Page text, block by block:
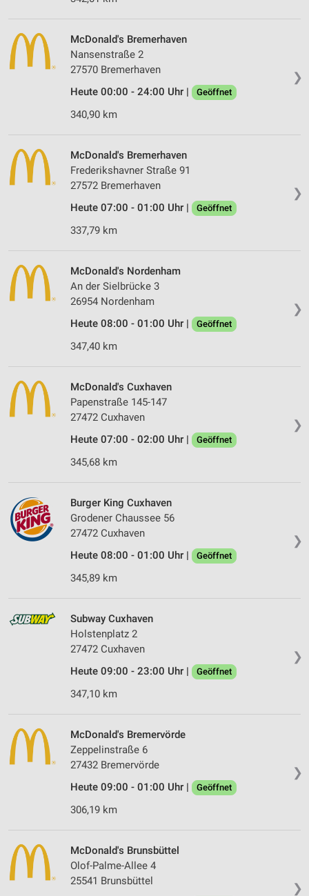
❯
McDonald's Bremerhaven
Nansenstraße 2
27570 Bremerhaven
Heute 00:00 - 24:00 Uhr |
Geöffnet
340,90 km
❯
McDonald's Bremerhaven
Frederikshavner Straße 91
27572 Bremerhaven
Heute 07:00 - 01:00 Uhr |
Geöffnet
337,79 km
❯
McDonald's Nordenham
An der Sielbrücke 3
26954 Nordenham
Heute 08:00 - 01:00 Uhr |
Geöffnet
347,40 km
❯
McDonald's Cuxhaven
Papenstraße 145-147
27472 Cuxhaven
Heute 07:00 - 02:00 Uhr |
Geöffnet
345,68 km
❯
Burger King Cuxhaven
Grodener Chaussee 56
27472 Cuxhaven
Heute 08:00 - 01:00 Uhr |
Geöffnet
345,89 km
❯
Subway Cuxhaven
Holstenplatz 2
27472 Cuxhaven
Heute 09:00 - 23:00 Uhr |
Geöffnet
347,10 km
❯
McDonald's Bremervörde
Zeppelinstraße 6
27432 Bremervörde
Heute 09:00 - 01:00 Uhr |
Geöffnet
306,19 km
❯
McDonald's Brunsbüttel
Olof-Palme-Allee 4
25541 Brunsbüttel